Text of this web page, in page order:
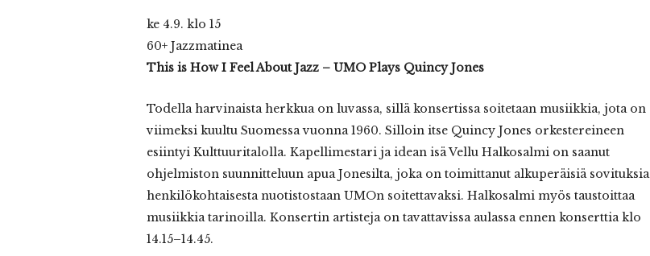
ke 4.9. klo 15
60+ Jazzmatinea
This is How I Feel About Jazz – UMO Plays Quincy Jones
Todella harvinaista herkkua on luvassa, sillä konsertissa soitetaan musiikkia, jota on
viimeksi kuultu Suomessa vuonna 1960. Silloin itse Quincy Jones orkestereineen
esiintyi Kulttuuritalolla. Kapellimestari ja idean isä Vellu Halkosalmi on saanut
ohjelmiston suunnitteluun apua Jonesilta, joka on toimittanut alkuperäisiä sovituksia
henkilökohtaisesta nuotistostaan UMOn soitettavaksi. Halkosalmi myös taustoittaa
musiikkia tarinoilla. Konsertin artisteja on tavattavissa aulassa ennen konserttia klo
14.15–14.45.